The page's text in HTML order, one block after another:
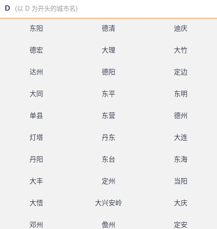
D (以 D 为开头的城市名)
东阳 德清 迪庆
德宏 大理 大竹
达州 德阳 定边
大同 东平 东明
单县 东营 德州
灯塔 丹东 大连
丹阳 东台 东海
大丰 定州 当阳
大悟 大兴安岭 大庆
邓州 儋州 定安